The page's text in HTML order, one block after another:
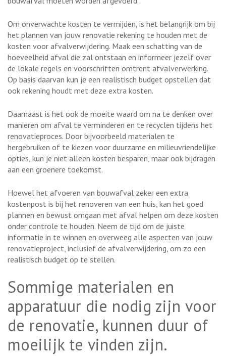
Om onverwachte kosten te vermijden, is het belangrijk om bij
het plannen van jouw renovatie rekening te houden met de
kosten voor afvalverwijdering. Maak een schatting van de
hoeveelheid afval die zal ontstaan ​​en informeer jezelf over
de lokale regels en voorschriften omtrent afvalverwerking.
Op basis daarvan kun je een realistisch budget opstellen dat
ook rekening houdt met deze extra kosten.
Daarnaast is het ook de moeite waard om na te denken over
manieren om afval te verminderen en te recyclen tijdens het
renovatieproces. Door bijvoorbeeld materialen te
hergebruiken of te kiezen voor duurzame en milieuvriendelijke
opties, kun je niet alleen kosten besparen, maar ook bijdragen
aan een groenere toekomst.
Hoewel het afvoeren van bouwafval zeker een extra
kostenpost is bij het renoveren van een huis, kan het goed
plannen en bewust omgaan met afval helpen om deze kosten
onder controle te houden. Neem de tijd om de juiste
informatie in te winnen en overweeg alle aspecten van jouw
renovatieproject, inclusief de afvalverwijdering, om zo een
realistisch budget op te stellen.
Sommige materialen en
apparatuur die nodig zijn voor
de renovatie, kunnen duur of
moeilijk te vinden zijn.